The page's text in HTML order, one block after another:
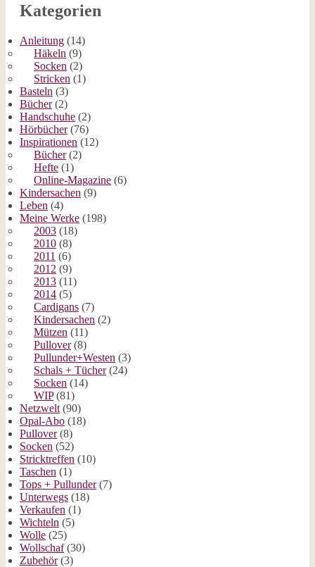
Kategorien
Anleitung (14)
Häkeln (9)
Socken (2)
Stricken (1)
Basteln (3)
Bücher(2)
Handschuhe (2)
Hörbücher(76)
Inspirationen (12)
Bücher(2)
Hefte (1)
Online-Magazine (6)
Kindersachen (9)
Leben (4)
Meine Werke (198)
2003 (18)
2010 (8)
2011 (6)
2012 (9)
2013 (11)
2014 (5)
Cardigans (7)
Kindersachen (2)
Mützen (11)
Pullover(8)
Pullunder+Westen (3)
Schals + Tücher(24)
Socken (14)
WIP(81)
Netzwelt (90)
Opal-Abo (18)
Pullover(8)
Socken (52)
Stricktreffen (10)
Taschen (1)
Tops + Pullunder(7)
Unterwegs (18)
Verkaufen (1)
Wichteln (5)
Wolle (25)
Wollschaf(30)
Zubehör(3)